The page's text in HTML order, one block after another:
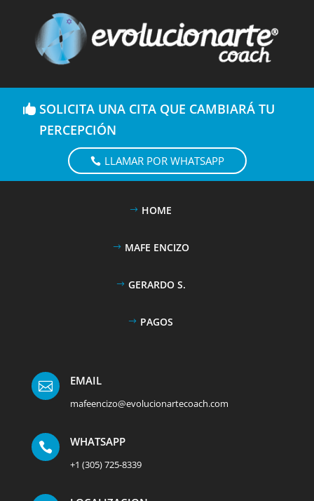
SOLICITA UNA CITA QUE CAMBIARÁ TU
PERCEPCIÓN
LLAMAR POR WHATSAPP
HOME
MAFE ENCIZO
GERARDO S.
PAGOS
 EMAIL
mafeencizo@evolucionartecoach.com
 WHATSAPP
+1 (305) 725-8339